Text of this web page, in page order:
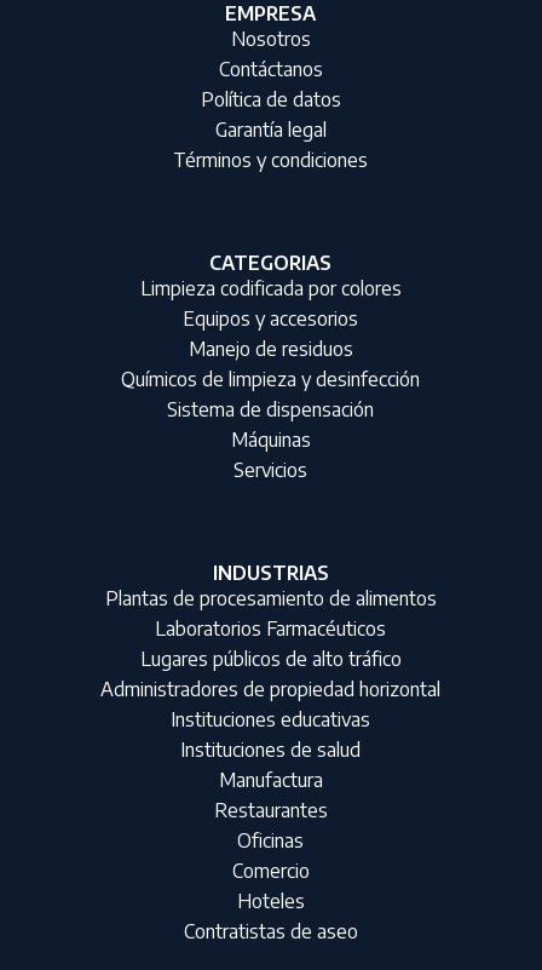
EMPRESA
Nosotros
Contáctanos
Política de datos
Garantía legal
Términos y condiciones
CATEGORIAS
Limpieza codificada por colores
Equipos y accesorios
Manejo de residuos
Químicos de limpieza y desinfección
Sistema de dispensación
Máquinas
Servicios
INDUSTRIAS
Plantas de procesamiento de alimentos
Laboratorios Farmacéuticos
Lugares públicos de alto tráfico
Administradores de propiedad horizontal
Instituciones educativas
Instituciones de salud
Manufactura
Restaurantes
Oficinas
Comercio
Hoteles
Contratistas de aseo